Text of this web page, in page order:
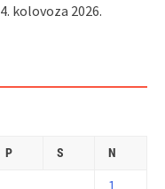
4. kolovoza 2026.
P S N
1